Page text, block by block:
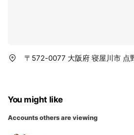
〒572-0077 大阪府 寝屋川市 点
You might like
Accounts others are viewing